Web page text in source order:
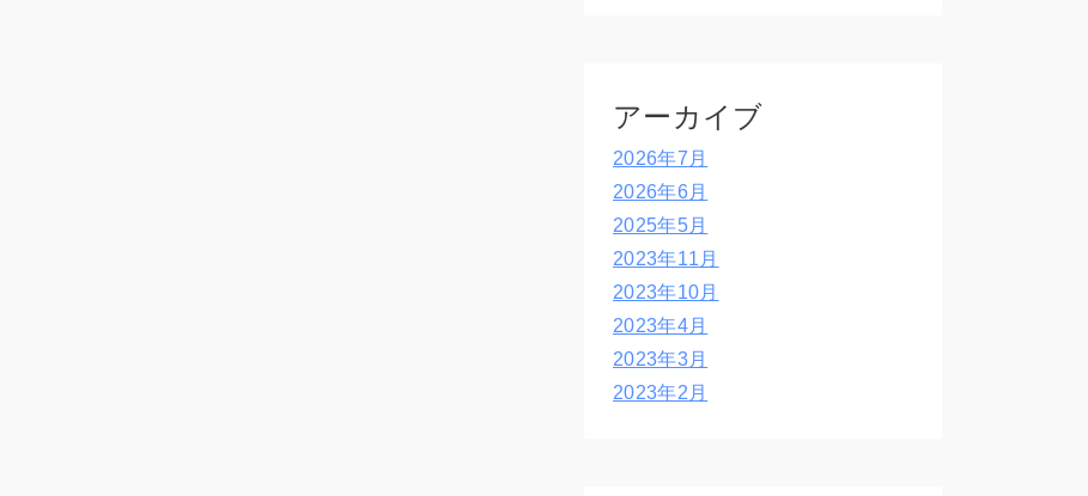
アーカイブ
2026年7月
2026年6月
2025年5月
2023年11月
2023年10月
2023年4月
2023年3月
2023年2月